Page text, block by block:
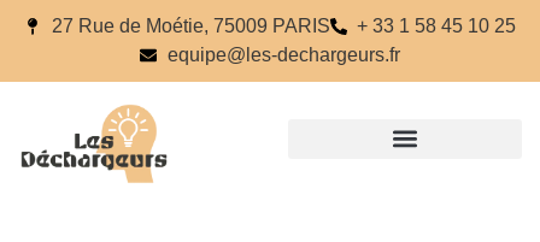
27 Rue de Moétie, 75009 PARIS
+ 33 1 58 45 10 25
equipe@les-dechargeurs.fr